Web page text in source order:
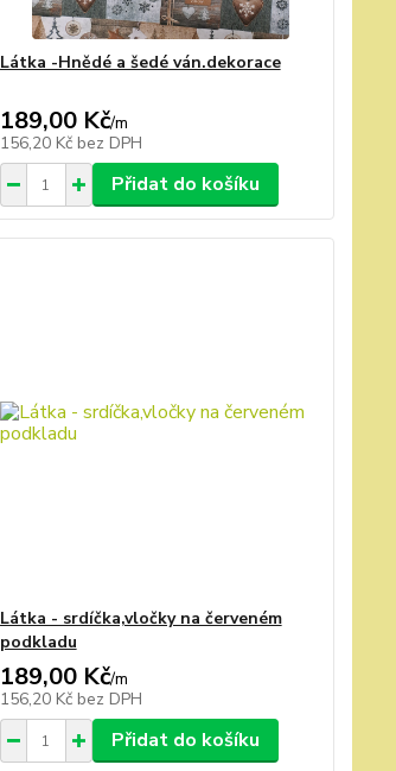
Látka -Hnědé a šedé ván.dekorace
189,00 Kč/m
156,20 Kč bez DPH
Přidat do košíku
Látka - srdíčka,vločky na červeném
podkladu
189,00 Kč/m
156,20 Kč bez DPH
Přidat do košíku